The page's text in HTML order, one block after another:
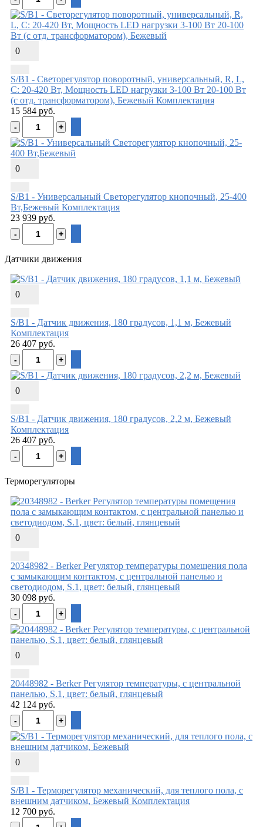
0
S/B1 - Светорегулятор поворотный, универсальный, R, L,
C: 20-420 Вт, Мощность LED нагрузки 3-100 Вт 20-100 Вт
(с отд. трансформатором), Бежевый Комплектация
15 584 руб.
0
S/B1 - Универсальный Светорегулятор кнопочный, 25-400
Вт,Бежевый Комплектация
23 939 руб.
Датчики движения
0
S/B1 - Датчик движения, 180 градусов, 1,1 м, Бежевый
Комплектация
26 407 руб.
0
S/B1 - Датчик движения, 180 градусов, 2,2 м, Бежевый
Комплектация
26 407 руб.
Терморегуляторы
0
20348982 - Berker Регулятор температуры помещения пола
с замыкающим контактом, с центральной панелью и
светодиодом, S.1, цвет: белый, глянцевый
30 098 руб.
0
20448982 - Berker Регулятор температуры, с центральной
панелью, S.1, цвет: белый, глянцевый
42 124 руб.
0
S/B1 - Терморегулятор механический, для теплого пола, с
внешним датчиком, Бежевый Комплектация
12 700 руб.